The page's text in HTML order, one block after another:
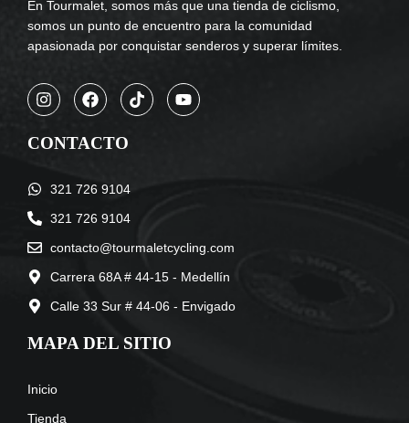
En Tourmalet, somos más que una tienda de ciclismo,
somos un punto de encuentro para la comunidad
apasionada por conquistar senderos y superar límites.
CONTACTO
321 726 9104
321 726 9104
contacto@tourmaletcycling.com
Carrera 68A # 44-15 - Medellín
Calle 33 Sur # 44-06 - Envigado
MAPA DEL SITIO
Inicio
Tienda